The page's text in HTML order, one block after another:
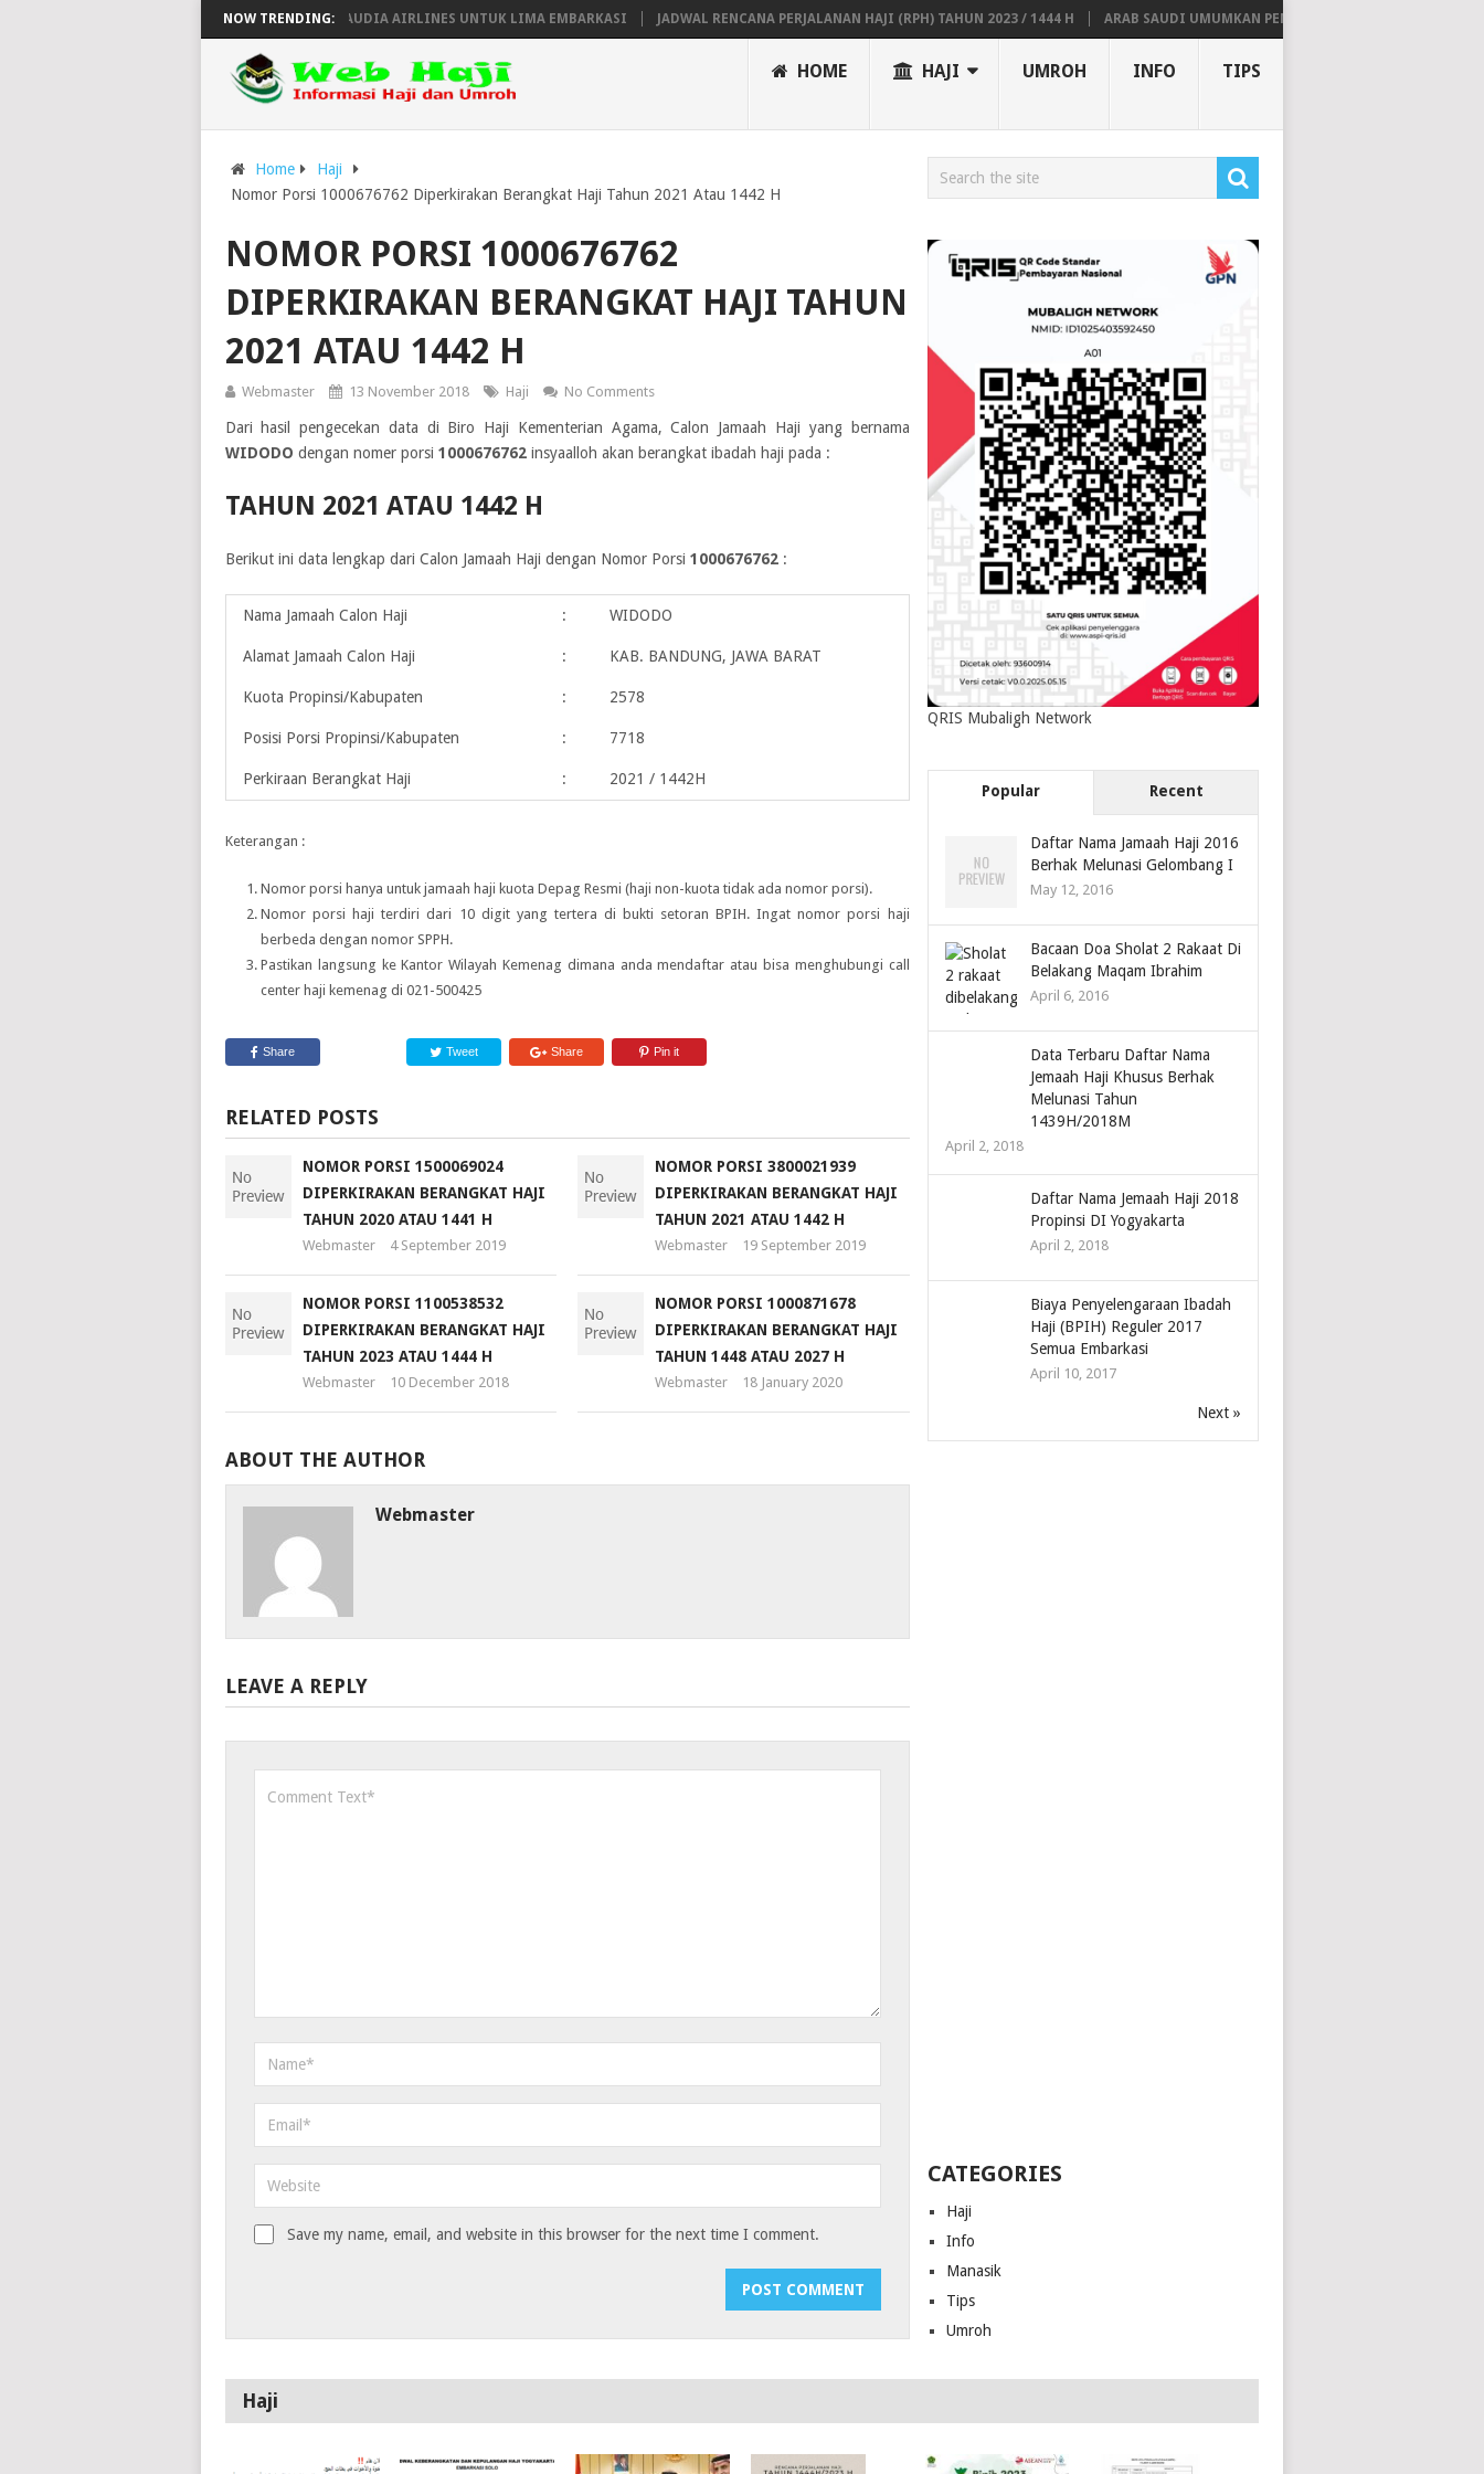
NOW TRENDING:
PESAWAT SAUDIA AIRLINES UNTUK LIMA EMBARKASI JADWAL RENCANA PERJALANAN HAJI (RPH) TAHUN 2023 / 1444 H ARAB SAUDI UMUMKAN PENUTUPAN PROSES VISA HAJI
HOME HAJI UMROH INFO TIPS
Home
Haji
Nomor Porsi 1000676762 Diperkirakan Berangkat Haji Tahun 2021 Atau 1442 H
NOMOR PORSI 1000676762
DIPERKIRAKAN BERANGKAT HAJI TAHUN
2021 ATAU 1442 H
Webmaster 13 November 2018 Haji No Comments
Dari hasil pengecekan data di Biro Haji Kementerian Agama, Calon Jamaah Haji yang bernama
WIDODO dengan nomer porsi 1000676762insyaalloh akan berangkat ibadah haji pada :
TAHUN 2021 ATAU 1442 H
Berikut ini data lengkap dari Calon Jamaah Haji dengan Nomor Porsi 1000676762:
Nama Jamaah Calon Haji : WIDODO
Alamat Jamaah Calon Haji : KAB. BANDUNG, JAWA BARAT
Kuota Propinsi/Kabupaten : 2578
Posisi Porsi Propinsi/Kabupaten : 7718
Perkiraan Berangkat Haji : 2021 / 1442H
Keterangan :
Nomor porsi hanya untuk jamaah haji kuota Depag Resmi (haji non-kuota tidak ada nomor porsi).
Nomor porsi haji terdiri dari 10 digit yang tertera di bukti setoran BPIH. Ingat nomor porsi haji
berbeda dengan nomor SPPH.
Pastikan langsung ke Kantor Wilayah Kemenag dimana anda mendaftar atau bisa menghubungi call
center haji kemenag di 021-500425
Share Tweet Share Pin it
RELATED POSTS
NOMOR PORSI 1500069024
DIPERKIRAKAN BERANGKAT HAJI
TAHUN 2020 ATAU 1441 H
Webmaster 4 September 2019
NOMOR PORSI 3800021939
DIPERKIRAKAN BERANGKAT HAJI
TAHUN 2021 ATAU 1442 H
Webmaster 19 September 2019
NOMOR PORSI 1100538532
DIPERKIRAKAN BERANGKAT HAJI
TAHUN 2023 ATAU 1444 H
Webmaster 10 December 2018
NOMOR PORSI 1000871678
DIPERKIRAKAN BERANGKAT HAJI
TAHUN 1448 ATAU 2027 H
Webmaster 18 January 2020
ABOUT THE AUTHOR
Webmaster
LEAVE A REPLY
Save my name, email, and website in this browser for the next time I comment.
QRIS Mubaligh Network
Popular Recent
Daftar Nama Jamaah Haji 2016
Berhak Melunasi Gelombang I
May 12, 2016
Bacaan Doa Sholat 2 Rakaat Di
Belakang Maqam Ibrahim
April 6, 2016
Data Terbaru Daftar Nama
Jemaah Haji Khusus Berhak
Melunasi Tahun
1439H/2018M
April 2, 2018
Daftar Nama Jemaah Haji 2018
Propinsi DI Yogyakarta
April 2, 2018
Biaya Penyelengaraan Ibadah
Haji (BPIH) Reguler 2017
Semua Embarkasi
April 10, 2017
Next »
CATEGORIES
Haji
Info
Manasik
Tips
Umroh
Haji